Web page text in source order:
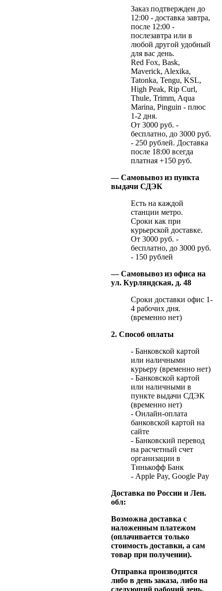
Заказ подтвержден до
12:00 - доставка завтра,
после 12:00 -
послезавтра или в
любой другой удобный
для вас день.
Red Fox, Bask,
Maverick, Alexika,
Tatonka, Tengu, KSL,
High Peak, Rip Curl,
Thule, Trimm, Aqua
Marina, Pinguin - плюс
1-2 дня.
От 3000 руб. -
бесплатно, до 3000 руб.
- 250 рублей. Доставка
после 18:00 всегда
платная +150 руб.
— Самовывоз из пункта
выдачи СДЭК
Есть на каждой
станции метро.
Сроки как при
курьерской доставке.
От 3000 руб. -
бесплатно, до 3000 руб.
- 150 рублей
— Самовывоз из офиса на
ул. Курляндская, д. 48
Сроки доставки офис 1-
4 рабочих дня.
(временно нет)
2. Способ оплаты
- Банковской картой
или наличными
курьеру (временно нет)
- Банковской картой
или наличными в
пункте выдачи СДЭК
(временно нет)
- Онлайн-оплата
банковской картой на
сайте
- Банковский перевод
на расчетный счет
организации в
Тинькофф Банк
- Apple Pay, Google Pay
Доставка по России и Лен.
обл:
Возможна доставка с
наложенным платежом
(оплачивается только
стоимость доставки, а сам
товар при получении).
Отправка производится
либо в день заказа, либо на
следующий рабочий день.